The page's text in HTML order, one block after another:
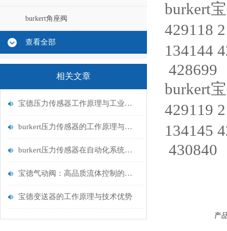
burkert角座阀
查看全部
相关文章
宝德压力传感器工作原理与工业流体测量应用
burkert压力传感器的工作原理与应用领域
burkert压力传感器在自动化系统中的应用
宝德气动阀：高品质流体控制的可靠选择
宝德变送器的工作原理与技术优势
burkert
429118
134144
428699
burkert
429119
134145
430840
产